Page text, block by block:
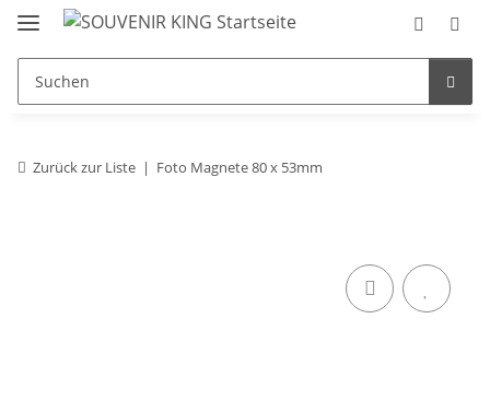
Zurück zur Liste Foto Magnete 80 x 53mm